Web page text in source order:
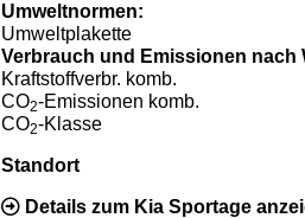
Umweltnormen:
Umweltplakette
Verbrauch und Emissionen nach
Kraftstoffverbr. komb.
CO2-Emissionen komb.
CO2-Klasse
Standort
Details zum Kia Sportage